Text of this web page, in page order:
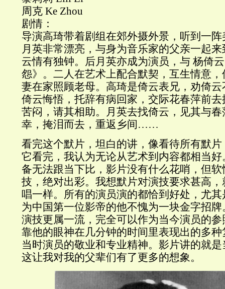
周克 Ke Zhou
剧情：
导演高琦带着剧组在郊外摄外景，听到一
月英非常漂亮，与身为音乐家的父亲一起
云情有独钟。后月英亦成为演员，与 杨倚
怨》。二人在艺术上配合默契，互生情意
妻在家照顾老母。高琦是倚云表兄，劝倚
倚云悔悟，托辞有病回家，交际花春萍前
苦闷，请其相助。月英去找倚云，见其与
幸，掩泪而去，重返乡间……
看完这个默片，坦白的讲，像看待所有默
它看完，我认为无论从艺术到内容都相当
备无法跟当下比，影片没有什么花哨，但
技，绝对出彩。我想默片对演技要求甚高
唱一样。所有的演员演的都恰到好处，尤
为中国第一位影帝的他不愧为一块金字招
演技更属一流，完全可以作为当今演员的
靠他的眼神在几分钟的时间里表现出的多
当时演员的敬业和专业精神。影片讲的就
这让我对我的父辈们有了更多的想象。